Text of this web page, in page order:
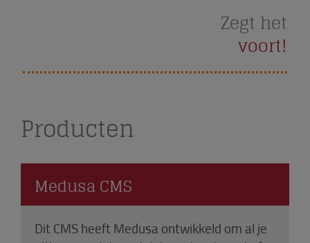
Zegt het
voort!
Producten
Medusa CMS
Dit CMS heeft Medusa ontwikkeld om al je